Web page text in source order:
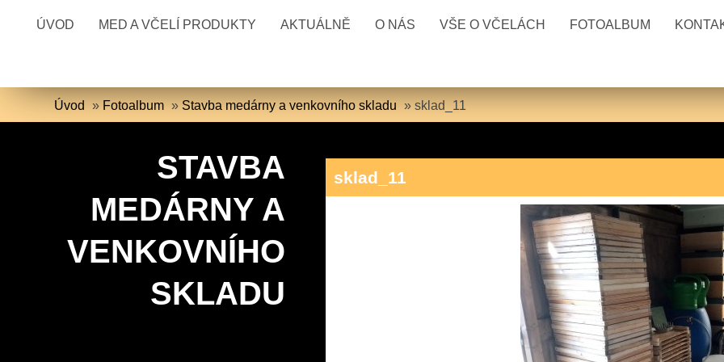
ÚVOD MED A VČELÍ PRODUKTY AKTUÁLNĚ O NÁS VŠE O VČELÁCH FOTOALBUM
Úvod » Fotoalbum » Stavba medárny a venkovního skladu »sklad_11
STAVBA
MEDÁRNY A
VENKOVNÍHO
SKLADU
sklad_11